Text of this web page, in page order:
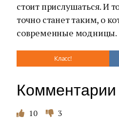
стоит прислушаться. И
точно станет таким, о
современные модницы.
Класс!
Комментарии
10 3